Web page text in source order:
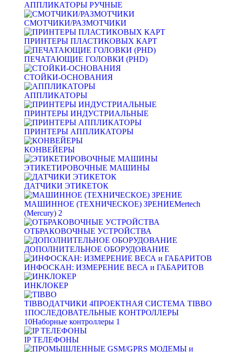
АППЛИКАТОРЫ РУЧНЫЕ
СМОТЧИКИ/РАЗМОТЧИКИ
ПРИНТЕРЫ ПЛАСТИКОВЫХ КАРТ
ПЕЧАТАЮЩИЕ ГОЛОВКИ (PHD)
СТОЙКИ-ОСНОВАНИЯ
АППЛИКАТОРЫ
ПРИНТЕРЫ ИНДУСТРИАЛЬНЫЕ
ПРИНТЕРЫ АППЛИКАТОРЫ
КОНВЕЙЕРЫ
ЭТИКЕТИРОВОЧНЫЕ МАШИНЫ
ДАТЧИКИ ЭТИКЕТОК
МАШИННОЕ (ТЕХНИЧЕСКОЕ) ЗРЕНИЕMertech
(Mercury) 2
ОТБРАКОВОЧНЫЕ УСТРОЙСТВА
ДОПОЛНИТЕЛЬНОЕ ОБОРУДОВАНИЕ
ИНФОСКАН: ИЗМЕРЕНИЕ ВЕСА и ГАБАРИТОВ
ИНКЛОКЕР
TIBBOДАТЧИКИ 4ПРОЕКТНАЯ СИСТЕМА TIBBO
1ПОСЛЕДОВАТЕЛЬНЫЕ КОНТРОЛЛЕРЫ
10Наборные контроллеры 1
IP ТЕЛЕФОНЫ